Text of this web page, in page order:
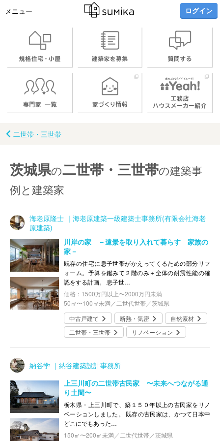
メニュー ログイン
二世帯・三世帯
茨城県の二世帯・三世帯の建築事
例と建築家
海老原隆士 ｜海老原建築一級建築士事務所(有限会社海老
原建築)
川岸の家 －遠景を取り入れて暮らす 家族の
家－
既存の住宅に息子世帯がかえってくるための部分リフ
ォーム。予算を鑑みて２階のみ＋全体の耐震性能の確
認をする計画。 息子世…
価格：1500万円以上〜2000万円未満
50㎡〜100㎡未満／二世代世帯／茨城県
中古戸建て
断熱・気密
自然素材
二世帯・三世帯
リノベーション
納谷学 ｜納谷建築設計事務所
上三川町の二世帯古民家 〜未来へつながる通
り土間〜
栃木県・上三川町で、築１５０年以上の古民家をリノ
ベーションしました。 既存の古民家は、かつて日本中
どこにでもあった…
150㎡〜200㎡未満／二世代世帯／茨城県